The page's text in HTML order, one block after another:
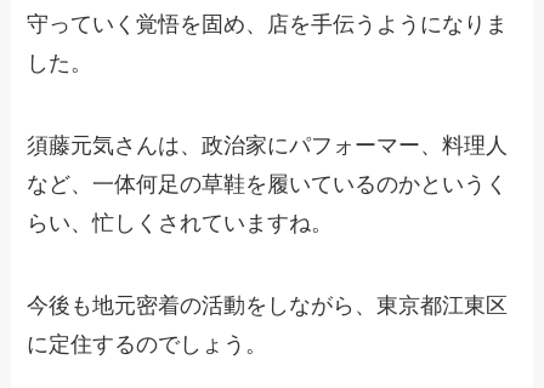
守っていく覚悟を固め、店を手伝うようになりま
した。
須藤元気さんは、政治家にパフォーマー、料理人
など、一体何足の草鞋を履いているのかというく
らい、忙しくされていますね。
今後も地元密着の活動をしながら、東京都江東区
に定住するのでしょう。